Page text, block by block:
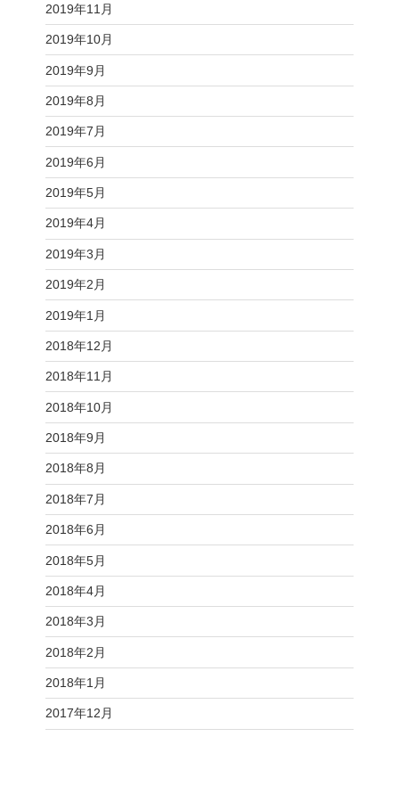
2019年11月
2019年10月
2019年9月
2019年8月
2019年7月
2019年6月
2019年5月
2019年4月
2019年3月
2019年2月
2019年1月
2018年12月
2018年11月
2018年10月
2018年9月
2018年8月
2018年7月
2018年6月
2018年5月
2018年4月
2018年3月
2018年2月
2018年1月
2017年12月